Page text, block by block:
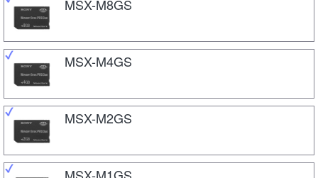
MSX-M8GS
MSX-M4GS
MSX-M2GS
MSX-M1GS